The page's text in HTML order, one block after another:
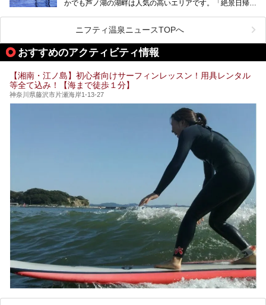
今の気分にぴったりの施設を見つけて、最高のリフレッシュ
に建てた桃源郷のようなホテルがここ。自家源泉の温泉や、
提供元：株式会社西武・プリンスホテルズワールドワイド
【PR】
この記事はザ・プリンス 箱根芦ノ湖のPR記事です。
かでも芦ノ湖の湖畔は人気の高いエリアです。「絶景日帰り
が楽しめるまさに眺望自慢の日帰り温泉。
そしてここは全24室の「箱根 芦ノ湖畔蛸川温泉 龍宮殿」と
して宿泊もできます。宿泊者は「龍宮殿本館」の営業時間に
加えて、朝6時からの宿泊者専用時間帯にも「龍宮殿本館」
のお風呂が利用できます。
今回は日帰り温泉としての「絶景日帰り温泉 龍宮殿本館
（以下、龍宮殿本館）」と、旅館としての「箱根 芦ノ湖畔
蛸川温泉 龍宮殿（以下、龍宮殿）」の両方の魅力をたっぷ
りお伝えします！
ここは箱根神社、九頭龍神社、白龍神社、箱根元宮と箱根の
4つの神社に囲まれたパワースポットです。
提供元：株式会社西武・プリンスホテルズワールドワイド
この記事は箱根 芦ノ湖畔蛸川温泉 龍宮殿のPR記事です。
ニフティ温泉ニュースTOPへ
おすすめのアクティビティ情報
【湘南・江ノ島】初心者向けサーフィンレッスン！用具レンタル
等全て込み！【海まで徒歩１分】
神奈川県藤沢市片瀬海岸1-13-27